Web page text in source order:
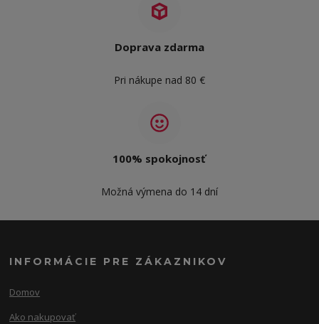
Doprava zdarma
Pri nákupe nad 80 €
100% spokojnosť
Možná výmena do 14 dní
INFORMÁCIE PRE ZÁKAZNIKOV
Domov
Ako nakupovať